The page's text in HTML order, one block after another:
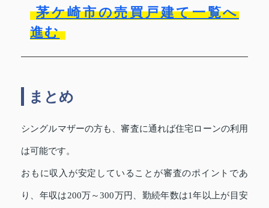
茅ケ崎市の売買戸建て一覧へ
進む
まとめ
シングルマザーの方も、審査に通れば住宅ローンの利用
は可能です。
おもに収入が安定していることが審査のポイントであ
り、年収は200万～300万円、勤続年数は1年以上が目安